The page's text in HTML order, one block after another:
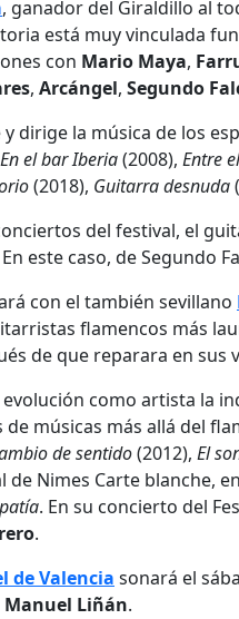
, ganador del Giraldillo al
está muy vinculada
con Mario Maya,
, Arcángel, Segundo
dirige la música de los
En el bar Iberia(2008), Entre
(2018), Guitarra desnuda
del festival, el
este caso, de Segundo
con el también sevillano
flamencos más
de que reparara en sus
como artista la
músicas más allá del
de sentido(2012), El
de Nimes Carte blanche,
. En su concierto del
.
de Valencia sonará el
Manuel Liñán.